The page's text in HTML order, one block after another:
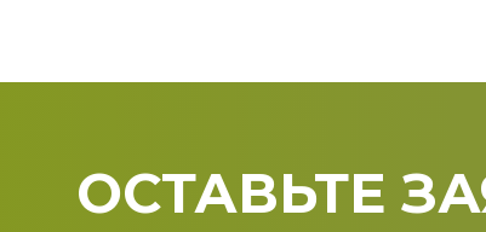
ОСТАВЬТЕ